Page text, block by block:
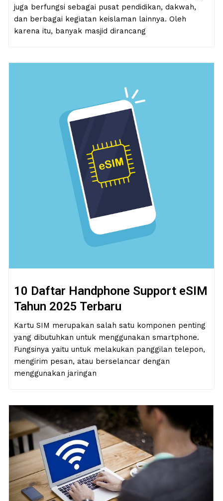
juga berfungsi sebagai pusat pendidikan, dakwah,
dan berbagai kegiatan keislaman lainnya. Oleh
karena itu, banyak masjid dirancang
10 Daftar Handphone Support eSIM
Tahun 2025 Terbaru
Kartu SIM merupakan salah satu komponen penting
yang dibutuhkan untuk menggunakan smartphone.
Fungsinya yaitu untuk melakukan panggilan telepon,
mengirim pesan, atau berselancar dengan
menggunakan jaringan